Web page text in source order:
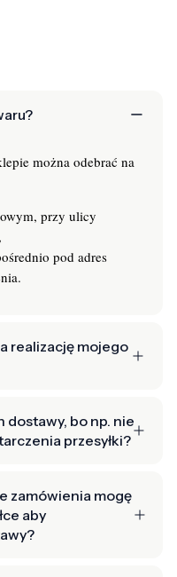
można odebrać na
przy ulicy
pod adres
realizację mojego
dostawy, bo np. nie
przesyłki?
zamówienia mogę
aby